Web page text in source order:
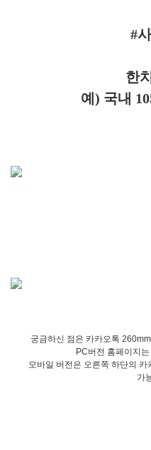
#
한
예) 국내
궁금하신 점은 카카오톡
PC버전 홈페이지
모바일 버전은 오른쪽 하단의
가